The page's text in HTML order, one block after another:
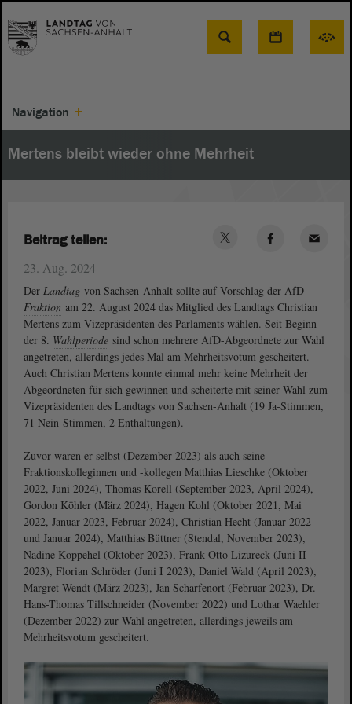
Suche
Navigation
Mertens bleibt wieder ohne Mehrheit
23. Aug. 2024
Der Landtag von Sachsen-Anhalt sollte auf Vorschlag der AfD-
Fraktion am 22. August 2024 das Mitglied des Landtags Christian
Mertens zum Vizepräsidenten des Parlaments wählen. Seit Beginn
der 8. Wahlperiode sind schon mehrere AfD-Abgeordnete zur Wahl
angetreten, allerdings jedes Mal am Mehrheitsvotum gescheitert.
Auch Christian Mertens konnte einmal mehr keine Mehrheit der
Abgeordneten für sich gewinnen und scheiterte mit seiner Wahl zum
Vizepräsidenten des Landtags von Sachsen-Anhalt (19 Ja-Stimmen,
71 Nein-Stimmen, 2 Enthaltungen).
Zuvor waren er selbst (Dezember 2023) als auch seine
Fraktionskolleginnen und -kollegen Matthias Lieschke (Oktober
2022, Juni 2024), Thomas Korell (September 2023, April 2024),
Gordon Köhler (März 2024), Hagen Kohl (Oktober 2021, Mai
2022, Januar 2023, Februar 2024), Christian Hecht (Januar 2022
und Januar 2024), Matthias Büttner (Stendal, November 2023),
Nadine Koppehel (Oktober 2023), Frank Otto Lizureck (Juni II
2023), Florian Schröder (Juni I 2023), Daniel Wald (April 2023),
Margret Wendt (März 2023), Jan Scharfenort (Februar 2023), Dr.
Hans-Thomas Tillschneider (November 2022) und Lothar Waehler
(Dezember 2022) zur Wahl angetreten, allerdings jeweils am
Mehrheitsvotum gescheitert.
Beitrag teilen: